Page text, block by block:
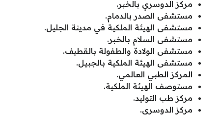
مركز الدوسري بالخبر.
مستشفى الصدر بالدمام.
مستشفى الهيئة الملكية في مدينة الجليل.
مستشفى السلام بالخبر.
مستشفى الولادة والطفولة بالقطيف.
مستشفى الهيئة الملكية بالجبيل.
المركز الطبي العالمي.
مستوصف الهيئة الملكية.
مركز طب التوليد.
مركز الدوسري.